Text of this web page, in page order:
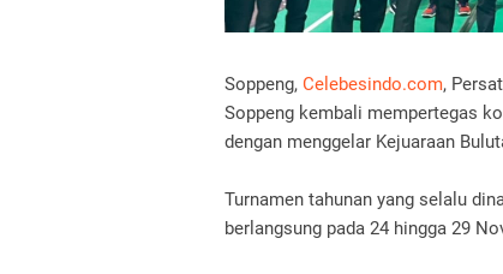
Soppeng, Celebesindo.com,
Soppeng kembali mempertegas
dengan menggelar Kejuaraan
Turnamen tahunan yang selalu
berlangsung pada 24 hingga 29